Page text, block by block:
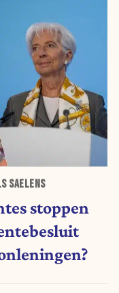
SAELENS
stoppen